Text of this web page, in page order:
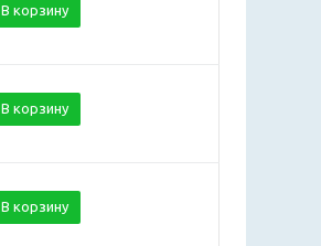
В корзину
В корзину
В корзину